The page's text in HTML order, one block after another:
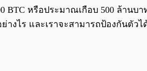
BTC หรือประมาณเกือบ 500 ล้าน
งไร และเราจะสามารถป้องกันตัวไ